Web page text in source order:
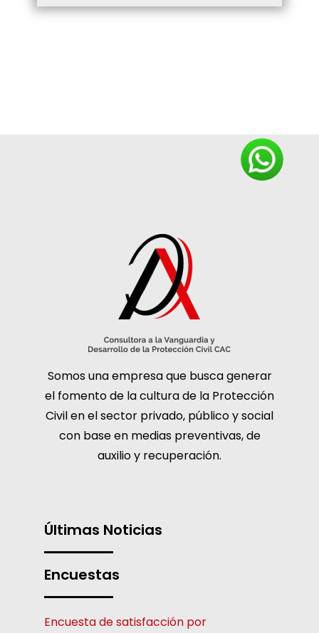
Somos una empresa que busca generar
el fomento de la cultura de la Protección
Civil en el sector privado, público y social
con base en medias preventivas, de
auxilio y recuperación.
Últimas Noticias
Encuestas
Encuesta de satisfacción por